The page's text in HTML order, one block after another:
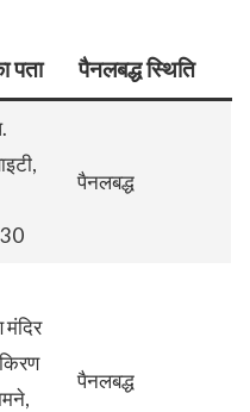
पता पैनलबद्ध स्थिति
पैनलबद्ध
मंदिर
पैनलबद्ध